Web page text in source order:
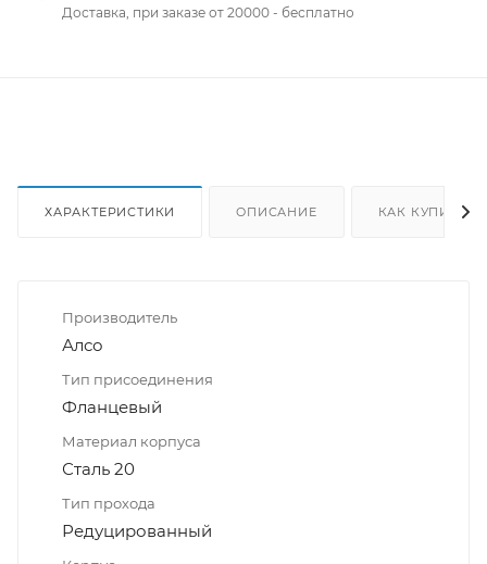
Доставка, при заказе от 20000 - бесплатно
ХАРАКТЕРИСТИКИ ОПИСАНИЕ КАК КУПИТЬ
Производитель
Алсо
Тип присоединения
Фланцевый
Материал корпуса
Сталь 20
Тип прохода
Редуцированный